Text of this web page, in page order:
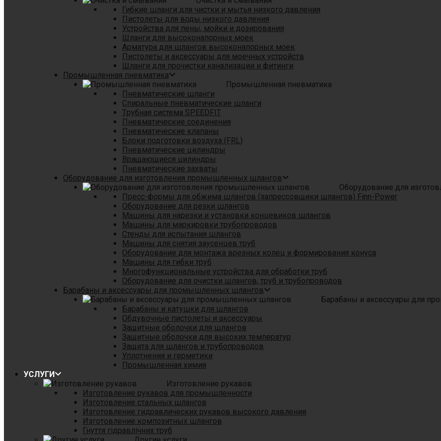
Гибкие шланги для чистки и мытья низкого давления
Пистолеты для воды низкого давления
Устройства для пены, мойки и дозирования
Шланги для высоконапорных моек
Арматура для шлангов высоконапорных моек
Пистолеты и аксессуары для моечных устройств
Шланги для прочистки канализации и фитинги
Промышленная пневматика
Промышленная пневматика
Пневматические шланги
Спиральные пневматические шланги
Tрубная система SPEEDFIT
Пневматические соединения
Пневматические клапаны
Блоки подготовки воздуха (FRL)
Пневматические цилиндры
Вращающиеся цилиндры
Пневматические захваты
Оборудование для изготовления промышленных шлангов
Оборудование для
Пресс-формы для обжима шлангов (запрессовщики шлангов) Finn-Power
Оборудование для резки шлангов
Машины для нарезки и установки концевиков шлангов
Машины для маркировки трубопроводов
Стенды для испытания шлангов
Машины для снятия заусенцев труб
Оборудование для монтажа врезных колец и формирования конуса
Машины для гибки труб
Многофункциональные устройства для обработки труб
Оборудование для очистки шлангов, труб и трубопроводов
Барабаны и аксессуары для промышленных шлангов
Барабаны и аксессуары для
Барабаны и катушки для шлангов
Обдувочные пистолеты и аксессуары
Защитные оболочки для шлангов
Защитные оболочки для высоких температур
Защита для шлангов и трубопроводов
Уплотнения и герметики
Промышленная химия
УСЛУГИ
Изготовление рукавов
Изготовление рукавов для промышленности
Изготовление стальных шлангов
Изготовление гидравлических рукавов высокого давления
Изготовление композитных шлангов
Гнуття гідравлічних труб